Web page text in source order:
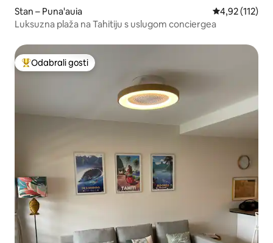
Stan – Puna'auia Prosječna
4,92 (112)
Luksuzna plaža na Tahitiju s uslugom conciergea
Među najviše rangiranima s oznakom „Odabrali gosti”
Odabrali gosti